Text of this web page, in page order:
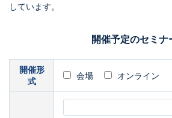
しています。
開催予定のセミナ
開催形
式
会場 オンライン